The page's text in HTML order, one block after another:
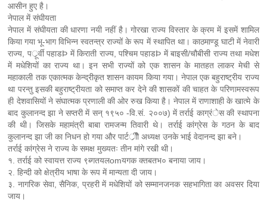
आसीन हुए है।
नेपाल में संघीयता
नेपाल में संघीयता की धारणा नयी नहीं है। गोरखा राज्य विस्तार के क्रम में इसमें शामिल
किया गया भू-भाग विभिन्न स्वतन्त्र राज्यों के रूप में स्थापित था। काठमाण्डू घाटी में नेवारी
राज्य, पर्ूर्वी पहाडÞ में किराती राज्य, पश्चिम पहाडÞ में बाइसी/चौबीसी राज्य तथा मधेश
में मधेशियों का राज्य था। इन सभी राज्यों को एक शासन के मातहत लाकर मेची से
महाकाली तक एकात्मक केन्द्रीकृत शासन कायम किया गया। नेपाल एक बहुराष्ट्रीय राज्य
था परन्तु इसकी बहुराष्ट्रीयता को समाप्त कर देने की शासकों की चाहत के परिणामस्वरूप
ही देशवासियों ने संघात्मक प्रणाली की ओर रुख किया है। नेपाल में राणाशाही के खात्मे के
बाद कुलानन्द झा ने सप्तरी में सन् १९५० -वि.सं. २००७) में तर्राई काग्रंेस की स्थापना
की थी। जिसके महामंत्री बाबा रामजन्म तिवारी थे। तर्राई कांग्रेस के गठन के बाद
कुलानन्द झा जी का निधन हो गया और पार्टर्ीीे अध्यक्ष उनके भाई वेदानन्द झा बने।
तर्राई कांग्रेस ने राज्य के समक्ष मुख्यतः तीन मांगे रखी थी।
१. तर्राई को स्वायत्त राज्य ९ब्गतयलomयगक क्तबतभ० बनाया जाय।
२. हिन्दी को क्षेत्रीय भाषा के रूप में मान्यता दी जाय।
३. नागरिक सेवा, सैनिक, प्रहरी में मधेशियों को सम्मानजनक सहभागिता का अवसर दिया
जाय।